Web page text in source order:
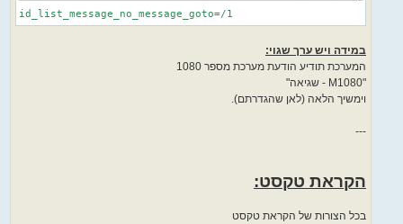
id_list_message_no_message_goto=/1
במידה ויש ערך שגוי:
המערכת תודיע הודעת מערכת מספר 1080
"M1080 - שגיאה"
וימשיך הלאה (לאן שהגדרתם).
---
הקראת טקסט:
בכל הצורות של הקראת טקסט